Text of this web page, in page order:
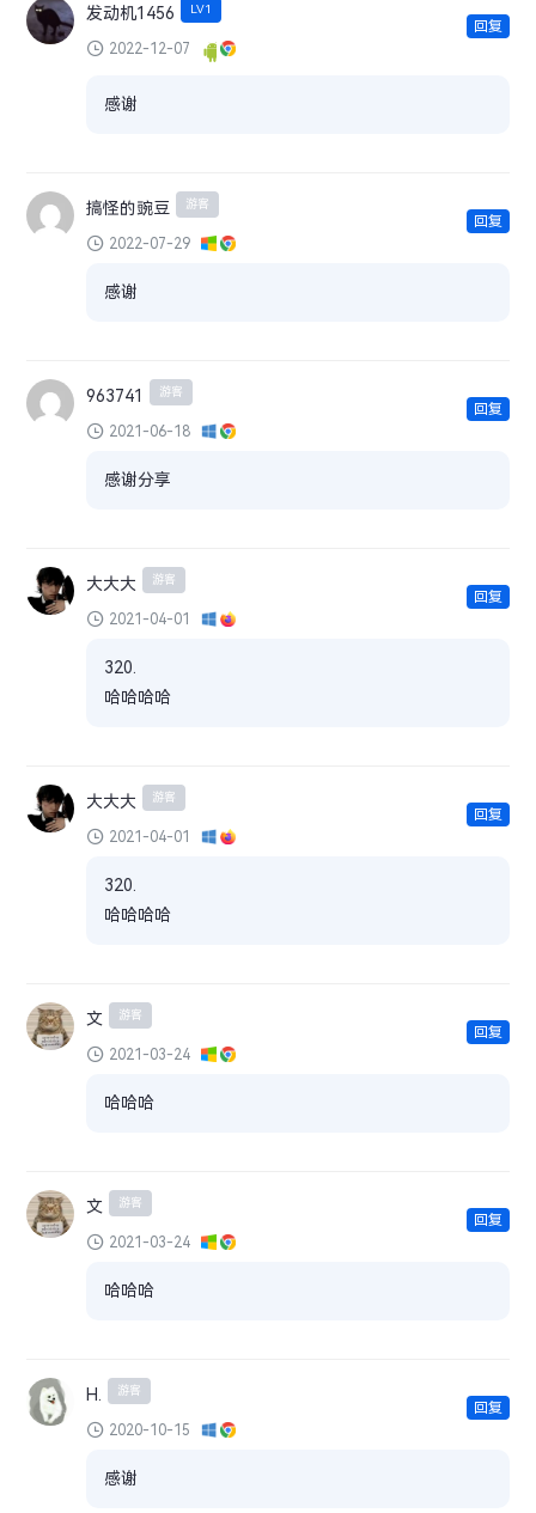
发动机1456 LV1
2022-12-07
感谢
回复
搞怪的豌豆 游客
2022-07-29
感谢
回复
963741 游客
2021-06-18
感谢分享
回复
大大大 游客
2021-04-01
320.
哈哈哈哈
回复
大大大 游客
2021-04-01
320.
哈哈哈哈
回复
文 游客
2021-03-24
哈哈哈
回复
文 游客
2021-03-24
哈哈哈
回复
H. 游客
2020-10-15
感谢
回复